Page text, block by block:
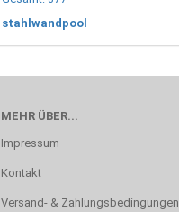
stahlwandpool
MEHR ÜBER...
Impressum
Kontakt
Versand- & Zahlungsbedingungen